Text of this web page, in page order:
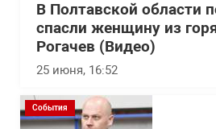
В Полтавской области
спасли женщину из
Рогачев (Видео)
25 июня, 16:52
События